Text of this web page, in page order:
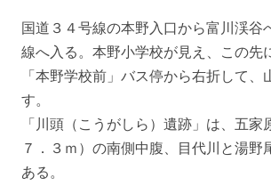
国道３４号線の本野入口から富川渓谷
線へ入る。本野小学校が見え、この先
「本野学校前」バス停から右折して、
す。
「川頭（こうがしら）遺跡」は、五家
７．３ｍ）の南側中腹、目代川と湯野
ある。